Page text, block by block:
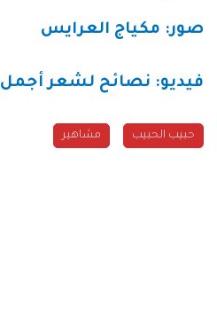
صور: مكياج العرايس
فيديو: نصائح لشعر أجمل
حبيب الحبيب مشاهير